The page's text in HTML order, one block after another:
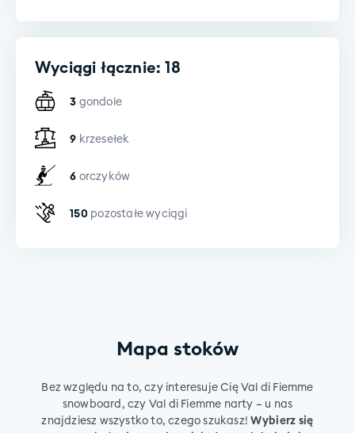
Wyciągi łącznie: 18
3 gondole
9 krzesełek
6 orczyków
150pozostałe wyciągi
Mapa stoków
Bez względu na to, czy interesuje Cię Val di Fiemme
snowboard, czy Val di Fiemme narty – u nas
znajdziesz wszystko to, czego szukasz! Wybierz się